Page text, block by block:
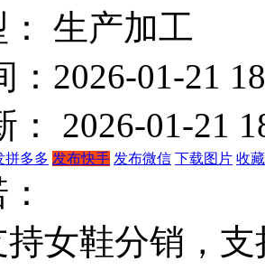
生产加工
：2026-01-21
： 2026-01-21
拼多多 发布快手 发布微信 下载图片 收
女鞋分销，